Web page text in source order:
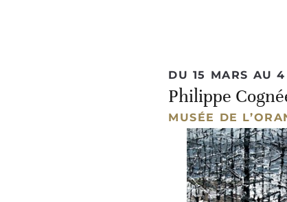
DU 15 MARS AU
Philippe
MUSÉE DE